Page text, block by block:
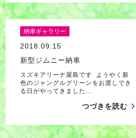
納車ギャラリー
2018.09.15
新型ジムニー納車
スズキアリーナ屋島です ようやく新
色のジャングルグリーンをお渡しでき
る日がやってきました…
つづきを読む